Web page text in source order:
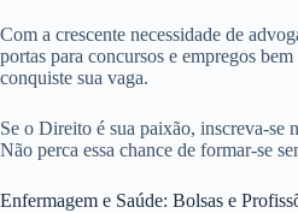
Com a crescente necessidade de
portas para concursos e empregos
conquiste sua vaga.
Se o Direito é sua paixão, inscreva-se
Não perca essa chance de formar-se
Enfermagem e Saúde: Bolsas e